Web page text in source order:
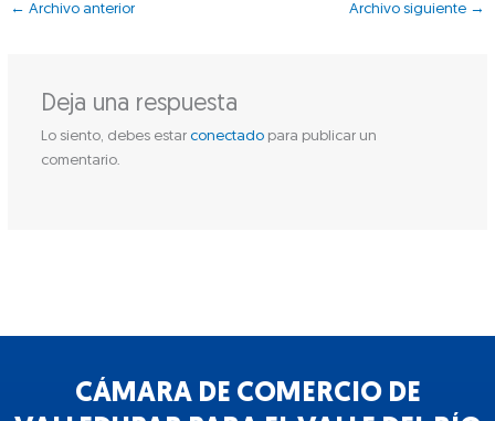
← Archivo anterior Archivo siguiente →
Deja una respuesta
Lo siento, debes estar conectadopara publicar un
comentario.
CÁMARA DE COMERCIO DE